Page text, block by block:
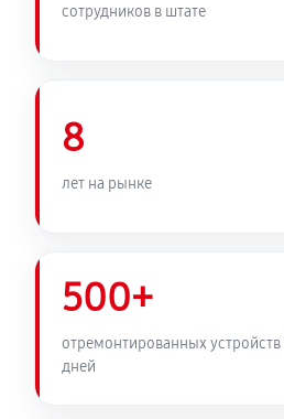
сотрудников в штате
8
лет на рынке
500+
отремонтированных
дней